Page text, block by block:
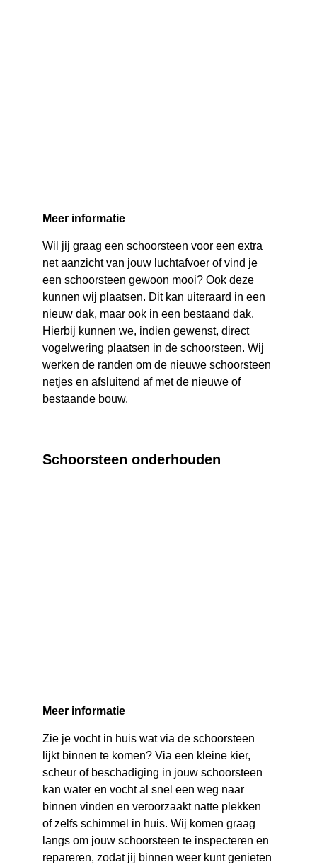
Meer informatie
Wil jij graag een schoorsteen voor een extra
net aanzicht van jouw luchtafvoer of vind je
een schoorsteen gewoon mooi? Ook deze
kunnen wij plaatsen. Dit kan uiteraard in een
nieuw dak, maar ook in een bestaand dak.
Hierbij kunnen we, indien gewenst, direct
vogelwering plaatsen in de schoorsteen. Wij
werken de randen om de nieuwe schoorsteen
netjes en afsluitend af met de nieuwe of
bestaande bouw.
Schoorsteen onderhouden
Meer informatie
Zie je vocht in huis wat via de schoorsteen
lijkt binnen te komen? Via een kleine kier,
scheur of beschadiging in jouw schoorsteen
kan water en vocht al snel een weg naar
binnen vinden en veroorzaakt natte plekken
of zelfs schimmel in huis. Wij komen graag
langs om jouw schoorsteen te inspecteren en
repareren, zodat jij binnen weer kunt genieten